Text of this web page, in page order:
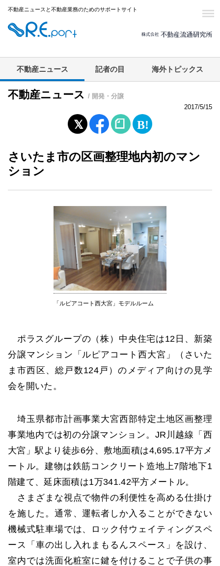
不動産ニュースと不動産業務のためのサポートサイト
不動産ニュース 記者の目 海外トピックス
不動産ニュース / 開発・分譲
2017/5/15
さいたま市の区画整理地内初のマン
ション
「ルピアコート西大宮」モデルルーム
ポラスグループの（株）中央住宅は12日、新築
分譲マンション「ルピアコート西大宮」（さいた
ま市西区、総戸数124戸）のメディア向けの見学
会を開いた。
埼玉県都市計画事業大宮西部特定土地区画整理
事業地内では初の分譲マンション。JR川越線「西
大宮」駅より徒歩6分、敷地面積は4,695.17平方メ
ートル。建物は鉄筋コンクリート造地上7階地下1
階建て、延床面積は1万341.42平方メートル。
さまざまな視点で物件の利便性を高める仕掛け
を施した。通常、運転者しか入ることができない
機械式駐車場では、ロック付ウェイティングスペ
ース「車の出し入れまもるんスペース」を設け、
室内では洗面化粧室に鍵を付けることで子供の事